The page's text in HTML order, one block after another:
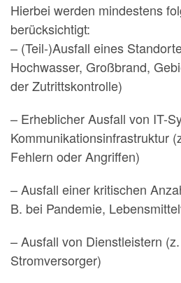
Hierbei werden mindestens
berücksichtigt:
– (Teil-)Ausfall eines
Hochwasser, Großbrand,
der Zutrittskontrolle)
– Erheblicher Ausfall von IT-
Kommunikationsinfrastruktur
Fehlern oder Angriffen)
– Ausfall einer kritischen
B. bei Pandemie,
– Ausfall von Dienstleistern
Stromversorger)